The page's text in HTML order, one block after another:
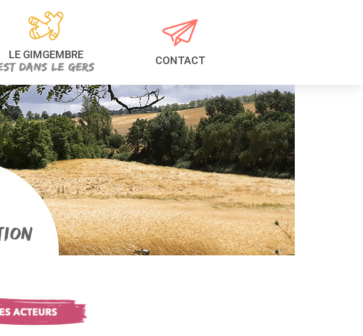
LE GIMGEMBRE CONTACT